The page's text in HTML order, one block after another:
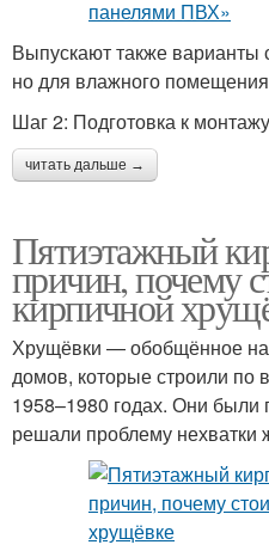
Выпускают также варианты
но для влажного
Шаг 2: Подготовка к
читать дальше →
Пятиэтажный
причин, почему
кирпичной
Хрущёвки — обобщённое
домов, которые строили по
1958–1980 годах. Они были
решали проблему нехватки